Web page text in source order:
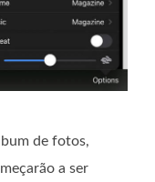
de fotos,
a ser